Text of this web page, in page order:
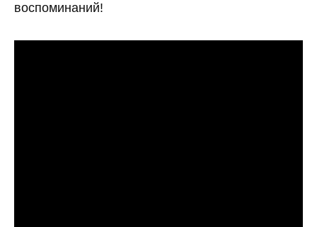
воспоминаний!